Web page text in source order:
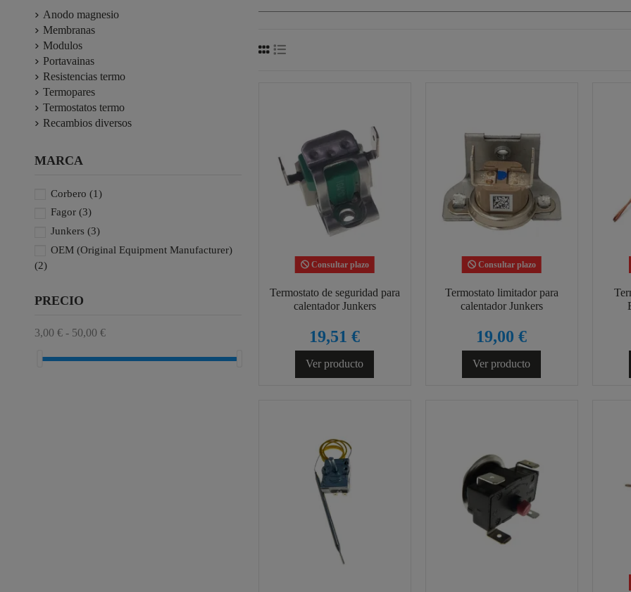
Consultar plazo
Termostato de seguridad para
calentador Junkers
19,51 €
Ver producto
Consultar plazo
Termostato limitador para
calentador Junkers
19,00 €
Ver producto
Anodo magnesio
Membranas
Modulos
Portavainas
Resistencias termo
Termopares
Termostatos termo
Recambios diversos
MARCA
Corbero (1)
Fagor (3)
Junkers (3)
OEM (Original Equipment Manufacturer)
(2)
PRECIO
3,00 € - 50,00 €